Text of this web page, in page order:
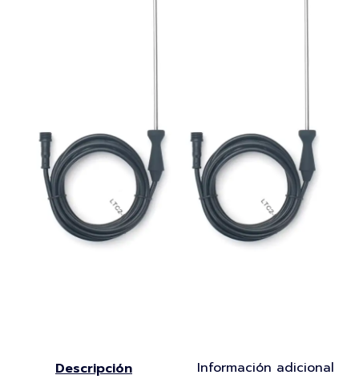
Descripción Información adicional